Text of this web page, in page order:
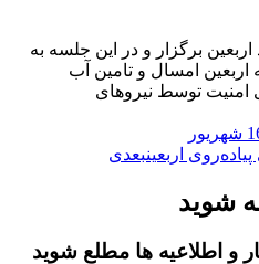
برگزار و در این جلسه به
زائر به اربعین امسال و تامین آب
امنیت توسط نیروهای
اربعینبعدی
شوید
و اطلاعیه ها مطلع شوید